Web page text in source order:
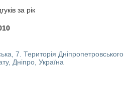
за рік
7. Територія Дніпропетровського
Дніпро, Україна